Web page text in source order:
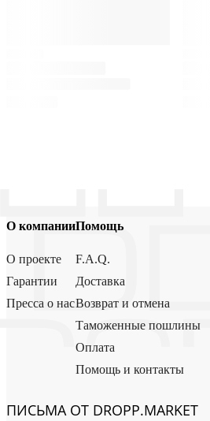
О компании
О проекте
Гарантии
Пресса о нас
Помощь
F.A.Q.
Доставка
Возврат и отмена
Таможенные пошлины
Оплата
Помощь и контакты
ПИСЬМА ОТ DROPP.MARKET